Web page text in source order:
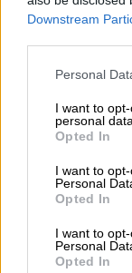
Downstream
Please note that
not limited to
grant or deny
use your data for
consent section.
Personal
I want to
personal data.
Opted In
I want to
Personal
Opted In
I want to
Personal
Opted In